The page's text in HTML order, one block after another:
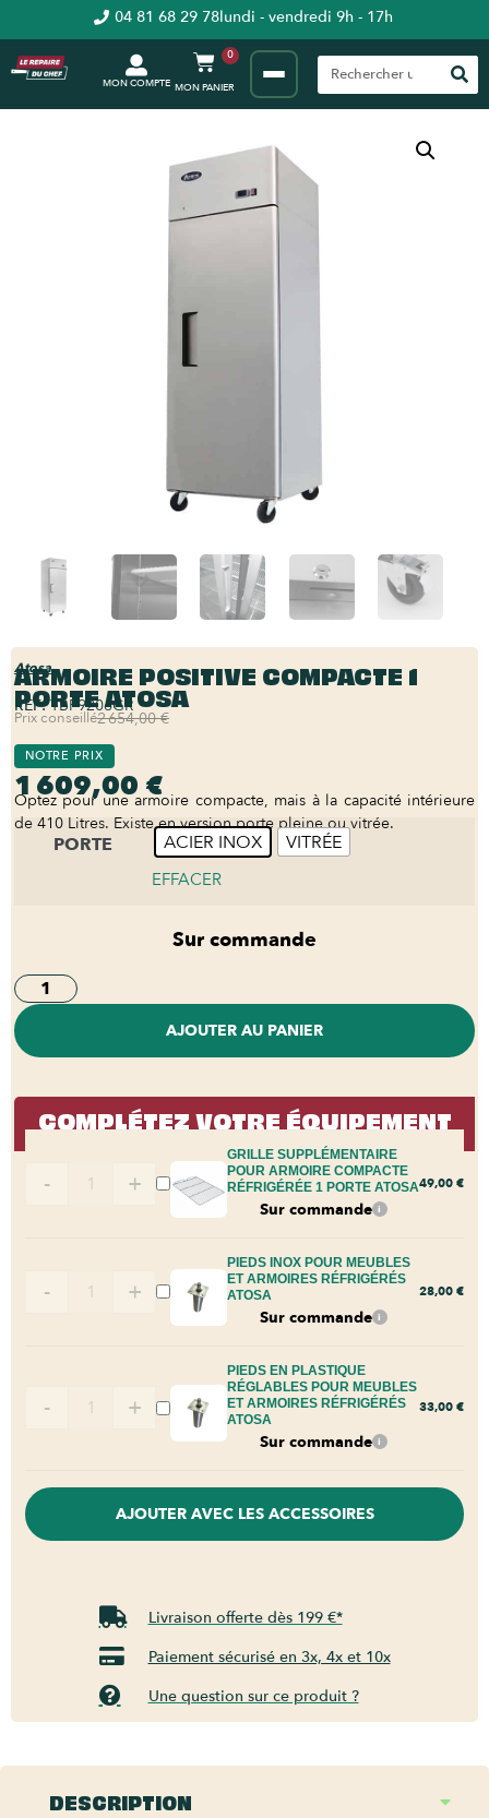
04 81 68 29 78lundi - vendredi 9h - 17h
MON COMPTE
0
Atosa
ARMOIRE POSITIVE COMPACTE 1
PORTE ATOSA
REF:YBF9206GR
Prix conseillé2 654,00 €
NOTRE PRIX
1 609,00 €
Optez pour une armoire compacte, mais à la capacité intérieure
de 410 Litres. Existe en version porte pleine ou vitrée.
PORTE ACIER INOX VITRÉE
EFFACER
Sur commande
AJOUTER AU PANIER
COMPLÉTEZ VOTRE ÉQUIPEMENT
GRILLE SUPPLÉMENTAIRE
POUR ARMOIRE COMPACTE
RÉFRIGÉRÉE 1 PORTE ATOSA
Sur commande i
- + 49,00 €
PIEDS INOX POUR MEUBLES
ET ARMOIRES RÉFRIGÉRÉS
ATOSA
Sur commande i
- + 28,00 €
PIEDS EN PLASTIQUE
RÉGLABLES POUR MEUBLES
ET ARMOIRES RÉFRIGÉRÉS
ATOSA
Sur commande i
- + 33,00 €
AJOUTER AVEC LES ACCESSOIRES
Livraison offerte dès 199 €*
Paiement sécurisé en 3x, 4x et 10x
Une question sur ce produit ?
DESCRIPTION